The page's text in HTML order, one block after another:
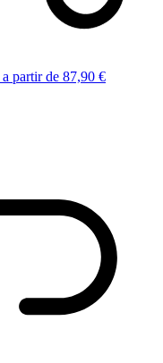
a partir de 87,90 €